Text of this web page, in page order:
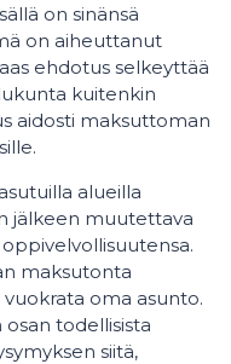
on sinänsä
on aiheuttanut
ehdotus selkeyttää
kuitenkin
aidosti maksuttoman
alueilla
jälkeen muutettava
maksutonta
oma asunto.
todellisista
siitä,